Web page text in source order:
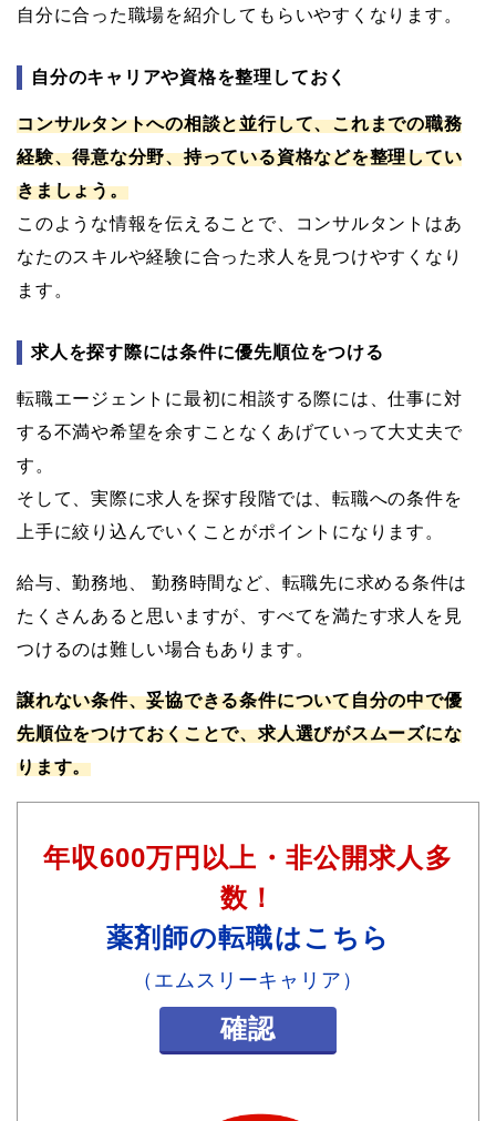
自分に合った職場を紹介してもらいやすくなります。
自分のキャリアや資格を整理しておく
コンサルタントへの相談と並行して、これまでの職務
経験、得意な分野、持っている資格などを整理してい
きましょう。
このような情報を伝えることで、コンサルタントはあ
なたのスキルや経験に合った求人を見つけやすくなり
ます。
求人を探す際には条件に優先順位をつける
転職エージェントに最初に相談する際には、仕事に対
する不満や希望を余すことなくあげていって大丈夫で
す。
そして、実際に求人を探す段階では、転職への条件を
上手に絞り込んでいくことがポイントになります。
給与、勤務地、 勤務時間など、転職先に求める条件は
たくさんあると思いますが、すべてを満たす求人を見
つけるのは難しい場合もあります。
譲れない条件、妥協できる条件について自分の中で優
先順位をつけておくことで、求人選びがスムーズにな
ります。
年収600万円以上・非公開求人多
数！
薬剤師の転職はこちら
（エムスリーキャリア）
確認